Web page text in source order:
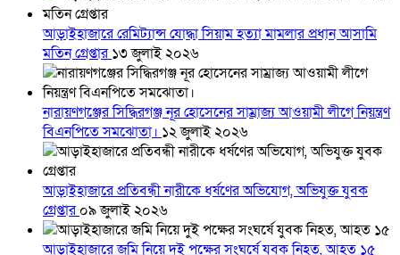
আড়াইহাজারে রেমিট্যান্স যোদ্ধা সিয়াম হত্যা মামলার প্রধান আসামি
মতিন গ্রেপ্তার১৩ জুলাই ২০২৬
নারায়ণগঞ্জের সিদ্ধিরগঞ্জ নূর হোসেনের সাম্রাজ্য আওয়ামী লীগে নিয়ন্ত্রণ
বিএনপিতে সমঝোতা। ১২ জুলাই ২০২৬
আড়াইহাজারে প্রতিবন্ধী নারীকে ধর্ষণের অভিযোগ, অভিযুক্ত যুবক
গ্রেপ্তার০৯ জুলাই ২০২৬
আড়াইহাজারে জমি নিয়ে দুই পক্ষের সংঘর্ষে যুবক নিহত, আহত ১৫